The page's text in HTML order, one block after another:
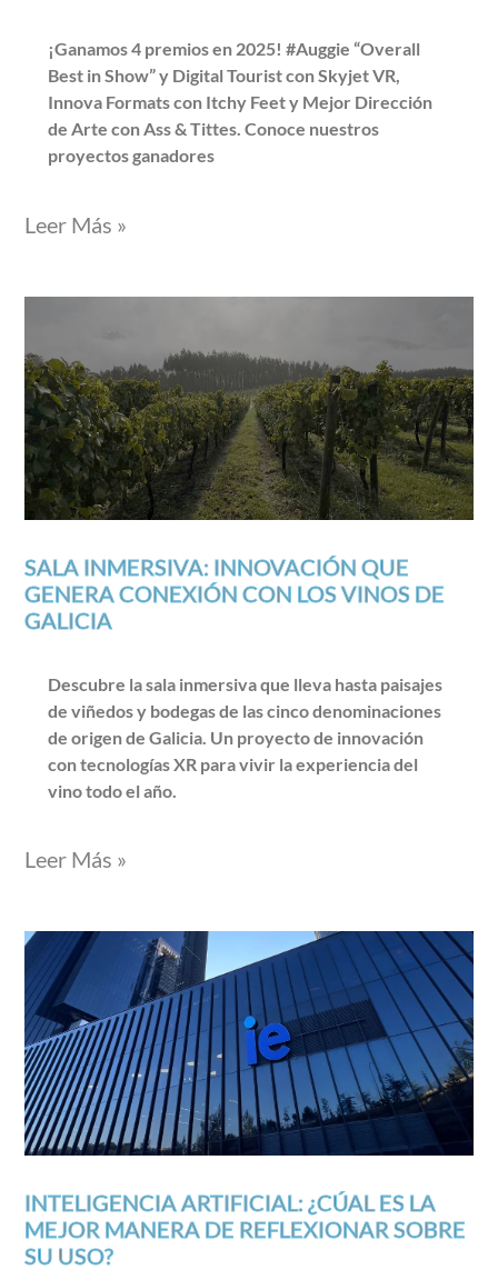
¡Ganamos 4 premios en 2025! #Auggie “Overall
Best in Show” y Digital Tourist con Skyjet VR,
Innova Formats con Itchy Feet y Mejor Dirección
de Arte con Ass & Tittes. Conoce nuestros
proyectos ganadores
Leer Más »
SALA INMERSIVA: INNOVACIÓN QUE
GENERA CONEXIÓN CON LOS VINOS DE
GALICIA
Descubre la sala inmersiva que lleva hasta paisajes
de viñedos y bodegas de las cinco denominaciones
de origen de Galicia. Un proyecto de innovación
con tecnologías XR para vivir la experiencia del
vino todo el año.
Leer Más »
INTELIGENCIA ARTIFICIAL: ¿CÚAL ES LA
MEJOR MANERA DE REFLEXIONAR SOBRE
SU USO?